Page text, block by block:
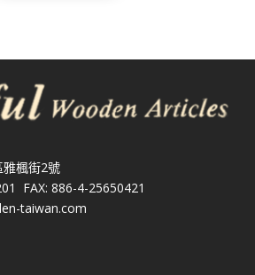
楓街2號
FAX: 886-4-25650421
taiwan.com